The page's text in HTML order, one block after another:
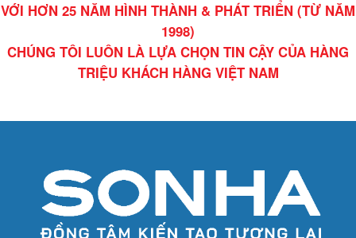
VỚI HƠN 25 NĂM HÌNH THÀNH & PHÁT TRIỂN (TỪ NĂM
1998)
CHÚNG TÔI LUÔN LÀ LỰA CHỌN TIN CẬY CỦA HÀNG
TRIỆU KHÁCH HÀNG VIỆT NAM